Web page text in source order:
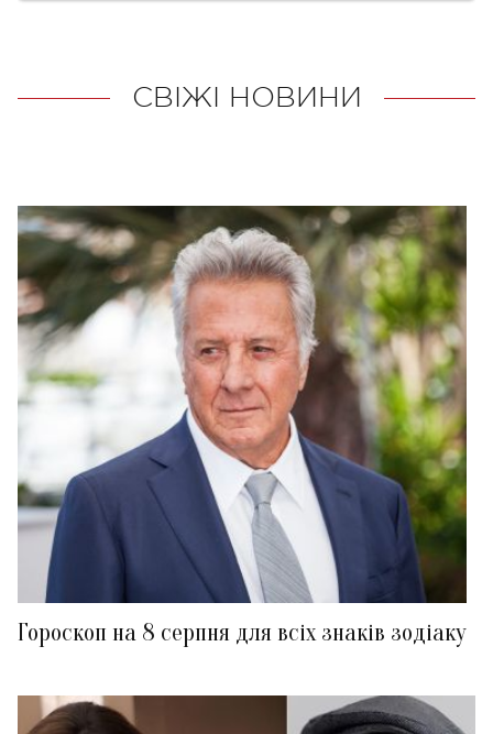
СВІЖІ НОВИНИ
Гороскоп на 8 серпня для всіх знаків зодіаку